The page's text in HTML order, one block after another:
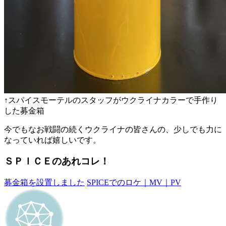
↑スパイスモーテルのスタッフがウクライナカラーで手作り
した募金箱
今でもなお戦闘の続くウクライナの皆さんの、少しでも力に
なっていれば嬉しいです。
ＳＰＩＣＥのあれコレ！
募金箱を設置しました SPICEでのロケ｜MV｜PV